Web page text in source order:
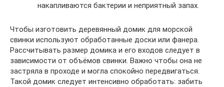
накапливаются бактерии и неприятный запах.
Чтобы изготовить деревянный домик для морской
свинки используют обработанные доски или фанера.
Рассчитывать размер домика и его входов следует в
зависимости от объёмов свинки. Важно чтобы она не
застряла в проходе и могла спокойно передвигаться.
Такой домик следует интенсивно обработать: забить